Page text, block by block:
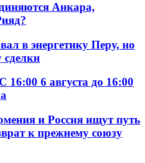
Анкара,
в энергетику Перу, но
16:00 6 августа до 16:00
и Россия ищут путь
к прежнему союзу